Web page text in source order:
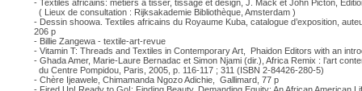
- Textiles africains: métiers à tisser, tissage et design, J. Mack et John Picton,
( Lieux de consultation : Rijksakademie Bibliothèque, Amsterdam )
- Dessin shoowa. Textiles africains du Royaume Kuba, catalogue d’exposition,
206 p
- Billie Zangewa - textile-art-revue
- Vitamin T: Threads and Textiles in Contemporary Art, Phaidon Editors with an
- Ghada Amer, Marie-Laure Bernadac et Simon Njami (dir.), Africa Remix : l’art
du Centre Pompidou, Paris, 2005, p. 116-117 ; 311 (ISBN 2-84426-280-5)
- Chère Ijeawele, Chimamanda Ngozo Adichie, Gallimard, 77 p